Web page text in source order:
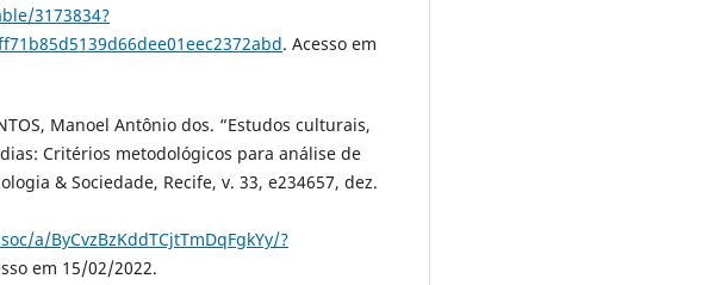
3173834?
. Acesso em
Manoel Antônio dos. “Estudos culturais,
Critérios metodológicos para análise de
& Sociedade, Recife, v. 33, e234657, dez.
a/ByCvzBzKddTCjtTmDqFgkYy/?
em 15/02/2022.